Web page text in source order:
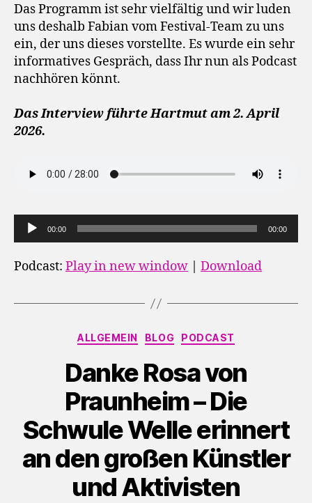
Das Programm ist sehr vielfältig und wir luden
uns deshalb Fabian vom Festival-Team zu uns
ein, der uns dieses vorstellte. Es wurde ein sehr
informatives Gespräch, dass Ihr nun als Podcast
nachhören könnt.
Das Interview führte Hartmut am 2. April
2026.
u
d
00:00 00:00
Podcast: Play in new window Download
Kategorien
ALLGEMEIN BLOG PODCAST
Danke Rosa von
Praunheim – Die
Schwule Welle erinnert
an den großen Künstler
und Aktivisten